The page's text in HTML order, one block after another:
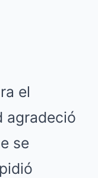
el
agradeció
se